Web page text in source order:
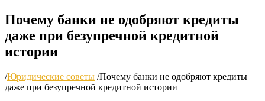
Почему банки не одобряют кредиты
даже при безупречной кредитной
истории
/Юридические советы /Почему банки не одобряют кредиты
даже при безупречной кредитной истории